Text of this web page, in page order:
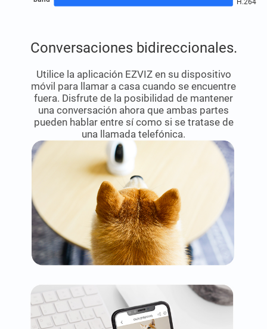
Conversaciones bidireccionales.
Utilice la aplicación EZVIZ en su dispositivo
móvil para llamar a casa cuando se encuentre
fuera. Disfrute de la posibilidad de mantener
una conversación ahora que ambas partes
pueden hablar entre sí como si se tratase de
una llamada telefónica.